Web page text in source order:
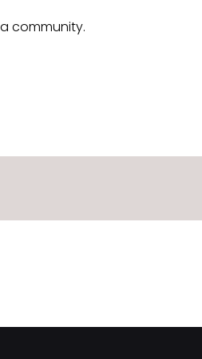
community.